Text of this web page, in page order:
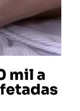
mil a